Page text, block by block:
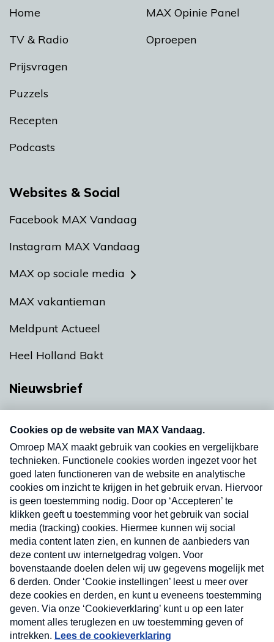
Home
TV & Radio
Prijsvragen
Puzzels
Recepten
Podcasts
MAX Opinie Panel
Oproepen
Websites & Social
Facebook MAX Vandaag
Instagram MAX Vandaag
MAX op sociale media
MAX vakantieman
Meldpunt Actueel
Heel Holland Bakt
Nieuwsbrief
nieuwsbrief. Elke vrijdag- en dinsdagochtend in
uw mailbox.
Verzend
Nieuwsbrief
Neem hier een gratis abonnement op onze
nieuwsbrief. Elke vrijdag- en dinsdagochtend in uw